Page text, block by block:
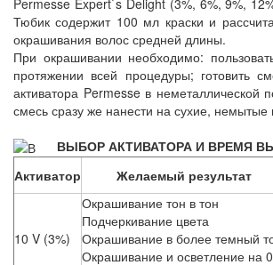
Тюбик содержит 100 мл краски и
окрашивания волос средней длины.
При окрашивании необходимо:
протяжении всей процедуры; готовить
активатора Permesse в неметаллической
смесь сразу же нанести на сухие, немытые
ВЫБОР АКТИВАТОРА И ВРЕМЯ
Активатор
Желаемый результат
10 V (3%)
Окрашивание тон в тон
Подчеркивание цвета
Окрашивание в более темный
Окрашивание и осветление на